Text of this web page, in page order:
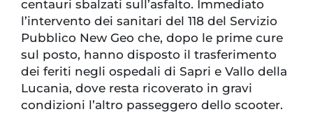
centauri sbalzati sull’asfalto. Immediato
l’intervento dei sanitari del 118 del Servizio
Pubblico New Geo che, dopo le prime cure
sul posto, hanno disposto il trasferimento
dei feriti negli ospedali di Sapri e Vallo della
Lucania, dove resta ricoverato in gravi
condizioni l’altro passeggero dello scooter.